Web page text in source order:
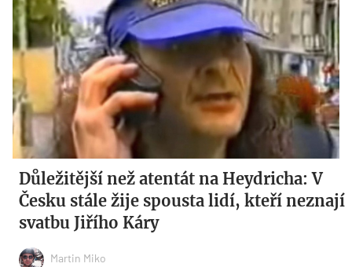
Důležitější než atentát na Heydricha: V
Česku stále žije spousta lidí, kteří neznají
svatbu Jiřího Káry
Martin Miko